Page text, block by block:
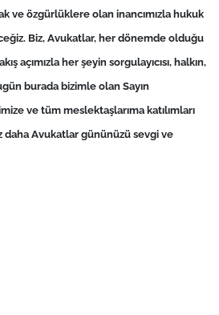
ve özgürlüklere olan inancımızla hukuk
Biz, Avukatlar, her dönemde olduğu
açımızla her şeyin sorgulayıcısı, halkın,
burada bizimle olan Sayın
ve tüm meslektaşlarıma katılımları
daha Avukatlar gününüzü sevgi ve